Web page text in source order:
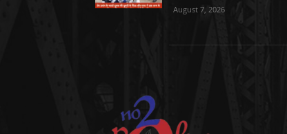
August 7, 2026